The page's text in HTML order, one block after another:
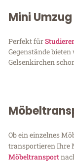
Mini Umzug
Perfekt für
Gegenstände
Gelsenkirchen
Ob ein einzelnes
transportieren Ihre
Möbeltransport